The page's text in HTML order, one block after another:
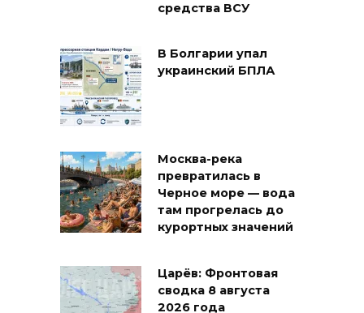
средства ВСУ
В Болгарии упал
украинский БПЛА
Москва-река
превратилась в
Черное море — вода
там прогрелась до
курортных значений
Царёв: Фронтовая
сводка 8 августа
2026 года